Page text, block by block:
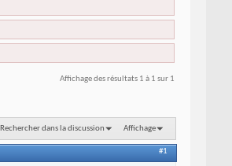
Affichage des résultats 1 à 1 sur 1
Rechercher dans la discussion Affichage
#1